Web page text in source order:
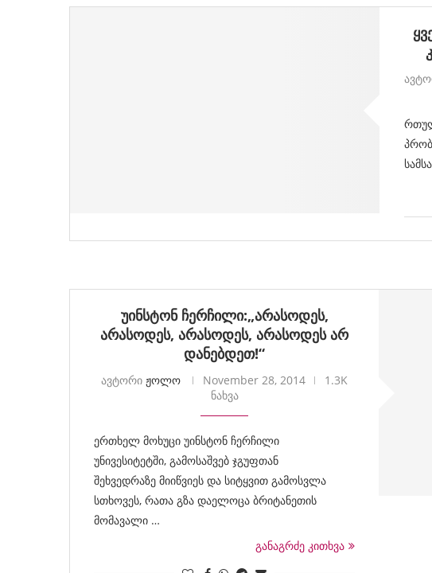
უინსტონ ჩერჩილი:„არასოდეს,
არასოდეს, არასოდეს, არასოდეს არ
დანებდეთ!“
ავტორი ჟოლო November 28, 2014
1.3K
ნახვა
ერთხელ მოხუცი უინსტონ ჩერჩილი
უნივესიტეტში, გამოსაშვებ ჯგუფთან
შეხვედრაზე მიიწვიეს და სიტყვით გამოსვლა
სთხოვეს, რათა გზა დაელოცა ბრიტანეთის
მომავალი …
განაგრძე კითხვა